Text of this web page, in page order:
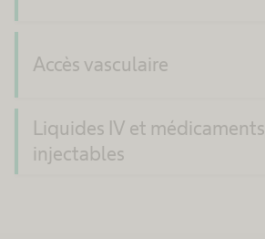
Accès vasculaire
Liquides IV et médicaments
injectables